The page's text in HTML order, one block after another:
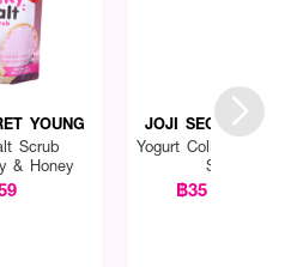
YOUNG
Scrub
& Honey
JOJI SECRET
Yogurt Collagen Spa
Scrub
฿35